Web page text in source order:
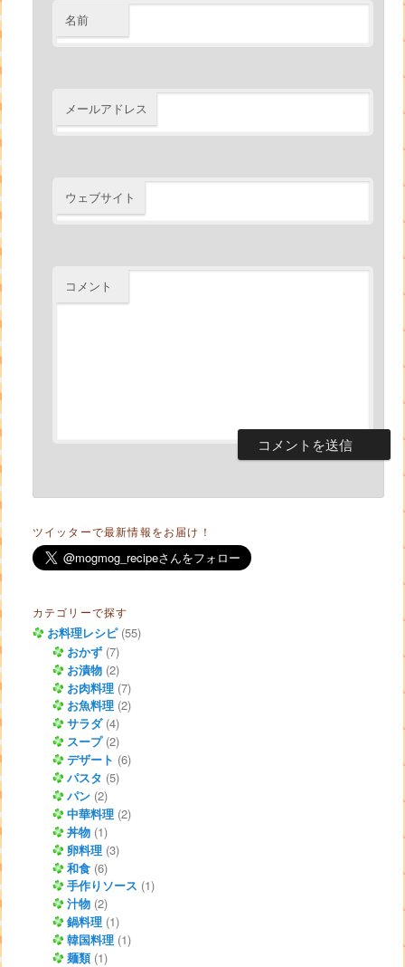
名前
メールアドレス
ウェブサイト
コメント
ツイッターで最新情報をお届け！
カテゴリーで探す
お料理レシピ(55)
おかず (7)
お漬物 (2)
お肉料理 (7)
お魚料理 (2)
サラダ(4)
スープ(2)
デザート (6)
パスタ (5)
パン (2)
中華料理 (2)
丼物 (1)
卵料理 (3)
和食 (6)
手作りソース (1)
汁物 (2)
鍋料理 (1)
韓国料理 (1)
麺類(1)